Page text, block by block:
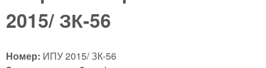
2015/ ЗК-56
Номер: ИПУ 2015/ ЗК-56